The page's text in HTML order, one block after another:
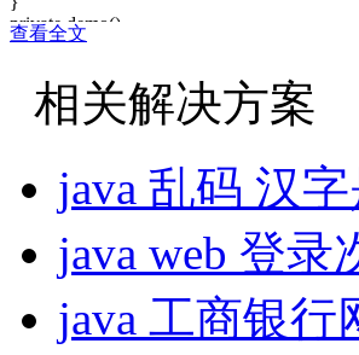
private demo()
p="c";
System.out.println("p="+p);
public static demo getInstance()
return s;
public static void setparm(String a)
查看全文
相关解决方案
java 乱码 汉
java web 登
java 工商银